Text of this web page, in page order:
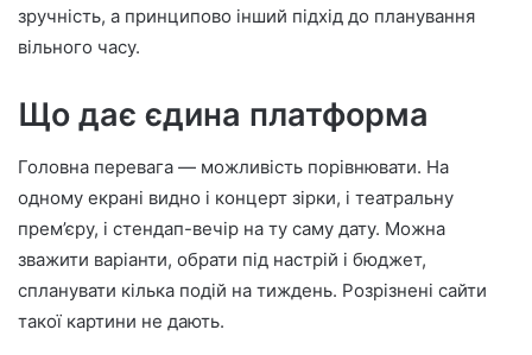
зручність, а принципово інший підхід до планування
вільного часу.
Що дає єдина платформа
Головна перевага — можливість порівнювати. На
одному екрані видно і концерт зірки, і театральну
прем’єру, і стендап-вечір на ту саму дату. Можна
зважити варіанти, обрати під настрій і бюджет,
спланувати кілька подій на тиждень. Розрізнені сайти
такої картини не дають.